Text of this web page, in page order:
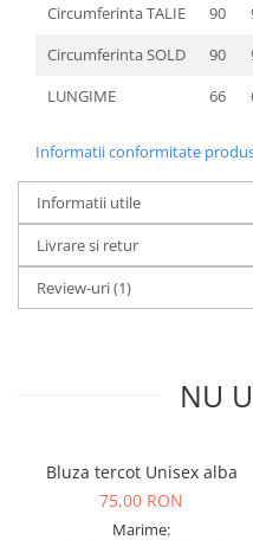
Circumferinta TALIE
90
Circumferinta SOLD
90
LUNGIME
66
Informatii conformitate
Informatii utile
Livrare si retur
Review-uri(1)
NU
Bluza tercot Unisex alba
75,00 RON
Marime: